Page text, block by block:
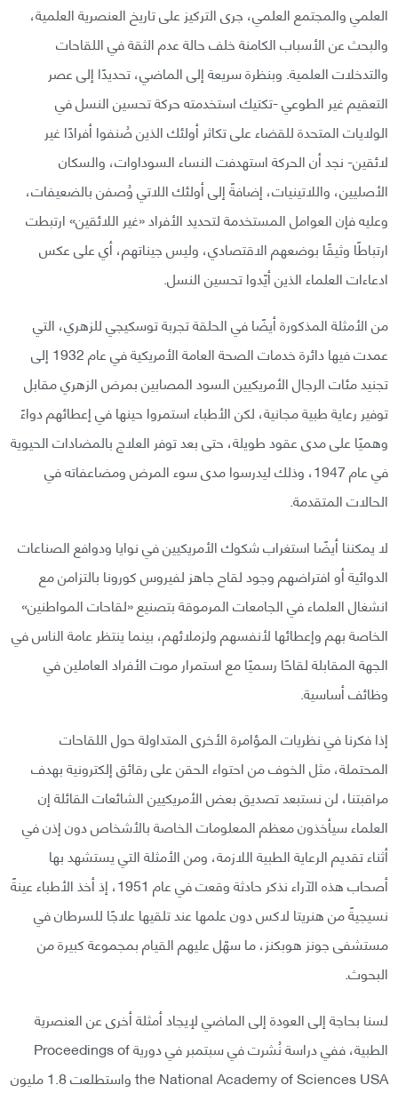
العلمي والمجتمع العلمي، جرى التركيز على تاريخ العنصرية العلمية،
والبحث عن الأسباب الكامنة خلف حالة عدم الثقة في اللقاحات
والتدخلات العلمية. وبنظرة سريعة إلى الماضي، تحديدًا إلى عصر
التعقيم غير الطوعي -تكتيك استخدمته حركة تحسين النسل في
الولايات المتحدة للقضاء على تكاثر أولئك الذين صُنفوا أفرادًا غير
لائقين- نجد أن الحركة استهدفت النساء السوداوات، والسكان
الأصليين، واللاتينيات، إضافةً إلى أولئك اللاتي وُصفن بالضعيفات،
وعليه فإن العوامل المستخدمة لتحديد الأفراد «غير اللائقين» ارتبطت
ارتباطًا وثيقًا بوضعهم الاقتصادي، وليس جيناتهم، أي على عكس
ادعاءات العلماء الذين أيّدوا تحسين النسل.
من الأمثلة المذكورة أيضًا في الحلقة تجربة توسكيجي للزهري، التي
عمدت فيها دائرة خدمات الصحة العامة الأمريكية في عام 1932 إلى
تجنيد مئات الرجال الأمريكيين السود المصابين بمرض الزهري مقابل
توفير رعاية طبية مجانية، لكن الأطباء استمروا حينها في إعطائهم دواءً
وهميًا على مدى عقود طويلة، حتى بعد توفر العلاج بالمضادات الحيوية
في عام 1947، وذلك ليدرسوا مدى سوء المرض ومضاعفاته في
الحالات المتقدمة.
لا يمكننا أيضًا استغراب شكوك الأمريكيين في نوايا ودوافع الصناعات
الدوائية أو افتراضهم وجود لقاح جاهز لفيروس كورونا بالتزامن مع
انشغال العلماء في الجامعات المرموقة بتصنيع «لقاحات المواطنين»
الخاصة بهم وإعطائها لأنفسهم ولزملائهم، بينما ينتظر عامة الناس في
الجهة المقابلة لقاحًا رسميًا مع استمرار موت الأفراد العاملين في
وظائف أساسية.
إذا فكرنا في نظريات المؤامرة الأخرى المتداولة حول اللقاحات
المحتملة، مثل الخوف من احتواء الحقن على رقائق إلكترونية بهدف
مراقبتنا، لن نستبعد تصديق بعض الأمريكيين الشائعات القائلة إن
العلماء سيأخذون معظم المعلومات الخاصة بالأشخاص دون إذن في
أثناء تقديم الرعاية الطبية اللازمة، ومن الأمثلة التي يستشهد بها
أصحاب هذه الآراء نذكر حادثة وقعت في عام 1951، إذ أخذ الأطباء عينةً
نسيجيةً من هنريتا لاكس دون علمها عند تلقيها علاجًا للسرطان في
مستشفى جونز هوبكنز، ما سهّل عليهم القيام بمجموعة كبيرة من
البحوث.
لسنا بحاجة إلى العودة إلى الماضي لإيجاد أمثلة أخرى عن العنصرية
الطبية، ففي دراسة نُشرت في سبتمبر في دورية Proceedings of
the National Academy of Sciences USA واستطلعت 1.8 مليون